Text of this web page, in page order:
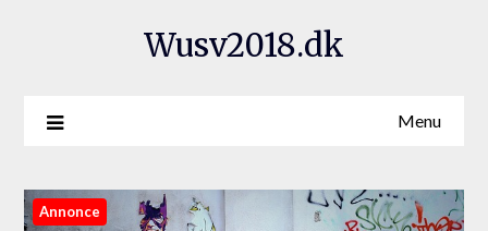
Wusv2018.dk
Menu
Annonce